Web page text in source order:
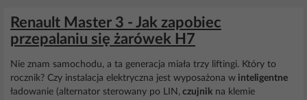
Renault Master 3 - Jak zapobiec
przepalaniu się żarówek H7
Nie znam samochodu, a ta generacja miała trzy liftingi. Który to
rocznik? Czy instalacja elektryczna jest wyposażona w inteligentne
ładowanie (alternator sterowany po LIN, czujnik na klemie